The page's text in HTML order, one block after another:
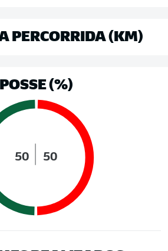
PERCORRIDA (KM)
POSSE (%)
50 50